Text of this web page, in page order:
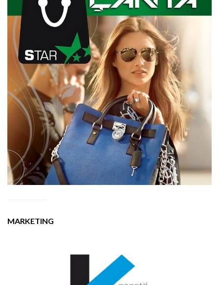
MARKETING